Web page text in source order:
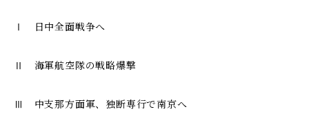
Ⅰ 日中全面戦争へ
Ⅱ 海軍航空隊の戦略爆撃
Ⅲ 中支那方面軍、独断専行で南京へ